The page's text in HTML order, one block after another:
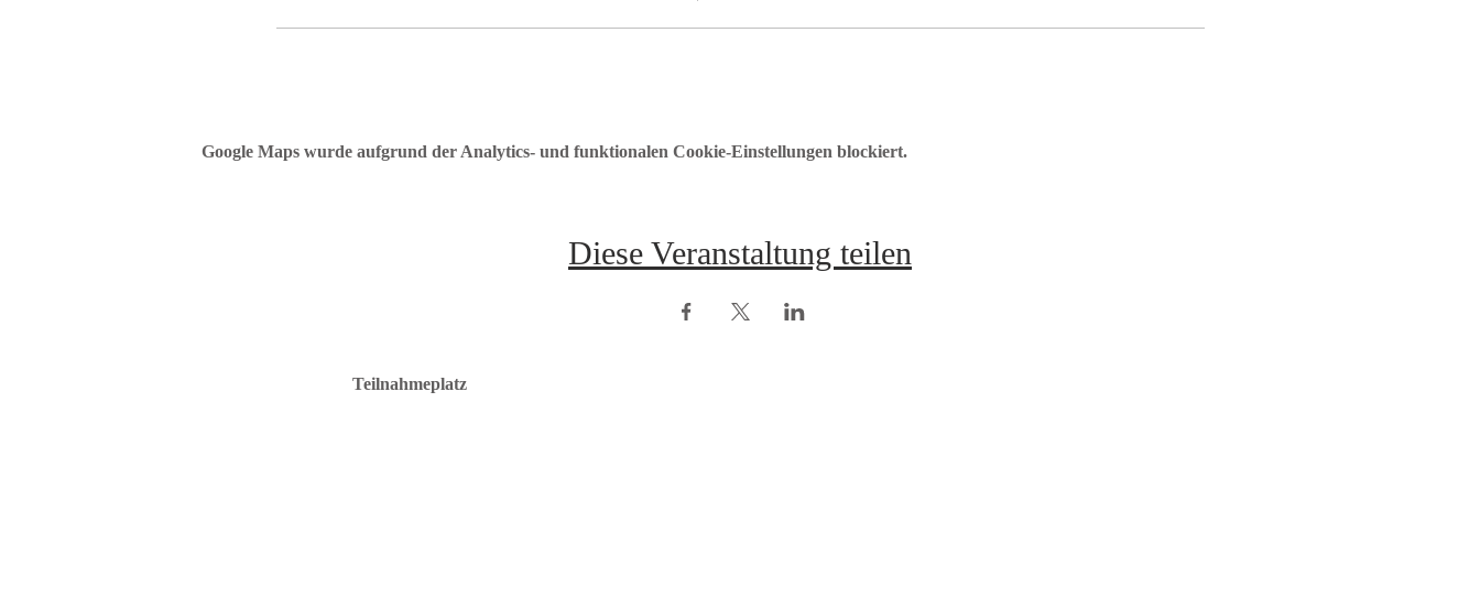
Google Maps wurde aufgrund der Analytics- und funktionalen Cookie-Einstellungen blockiert.
Diese Veranstaltung teilen
Teilnahmeplatz